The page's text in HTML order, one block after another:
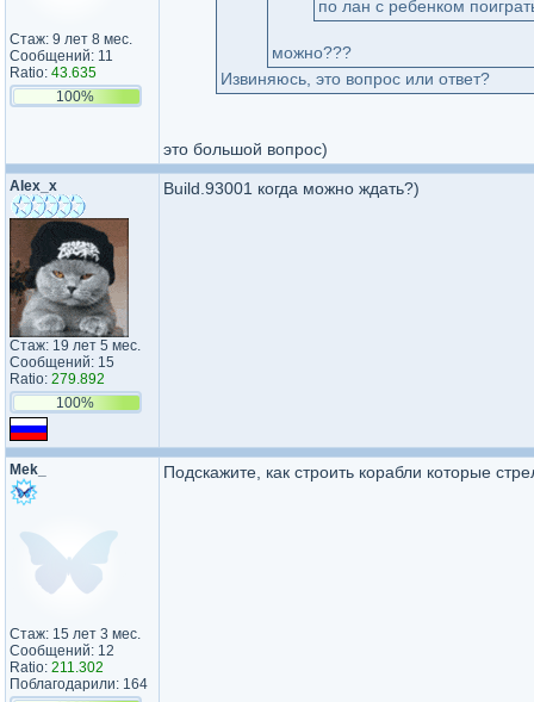
Стаж: 9 лет 8 мес.
Сообщений: 11
Ratio: 43.635
100%
по лан с ребенком
можно???
Извиняюсь, это вопрос или ответ?
это большой вопрос)
Alex_x
Стаж: 19 лет 5 мес.
Сообщений: 15
Ratio: 279.892
100%
Build.93001 когда можно ждать?)
Mek_
Стаж: 15 лет 3 мес.
Сообщений: 12
Ratio: 211.302
Поблагодарили: 164
Подскажите, как строить корабли которые